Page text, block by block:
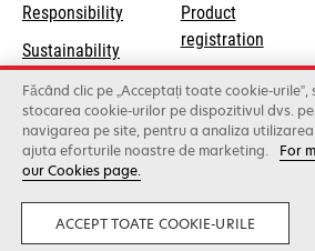
Responsibilityopens
a
new
tab
Sustainability
Lexmark Partners
Product
registration
Find a dealer
List of wholesalers
Lexmark International, Inc., a
©2026 All rights reserved.
Legal Privacy
Făcând clic pe „Acceptați toate cookie-
stocarea cookie-urilor pe dispozitivul dvs.
navigarea pe site, pentru a analiza
ajuta eforturile noastre de marketing.
For
our Cookies page.
ACCEPT TOATE COOKIE-URILE